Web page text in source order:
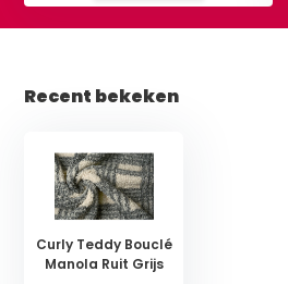
Recent bekeken
Curly Teddy Bouclé
Manola Ruit Grijs